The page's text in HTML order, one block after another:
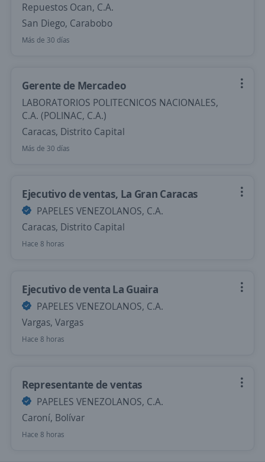
Repuestos Ocan, C.A.
San Diego, Carabobo
Más de 30 días
Gerente de Mercadeo
LABORATORIOS POLITECNICOS NACIONALES,
C.A. (POLINAC, C.A.)
Caracas, Distrito Capital
Más de 30 días
Ejecutivo de ventas, La Gran Caracas
PAPELES VENEZOLANOS, C.A.
Caracas, Distrito Capital
Hace 8 horas
Ejecutivo de venta La Guaira
PAPELES VENEZOLANOS, C.A.
Vargas, Vargas
Hace 8 horas
Representante de ventas
PAPELES VENEZOLANOS, C.A.
Caroní, Bolívar
Hace 8 horas